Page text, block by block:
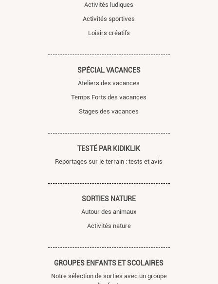
Activités ludiques
Activités sportives
Loisirs créatifs
SPÉCIAL VACANCES
Ateliers des vacances
Temps Forts des vacances
Stages des vacances
TESTÉ PAR KIDIKLIK
Reportages sur le terrain : tests et avis
SORTIES NATURE
Autour des animaux
Activités nature
GROUPES ENFANTS ET SCOLAIRES
Notre sélection de sorties avec un groupe